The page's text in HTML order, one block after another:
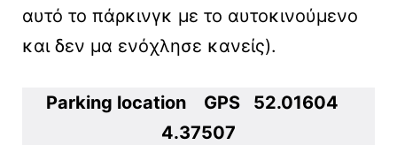
αυτό το πάρκινγκ με το αυτοκινούμενο
και δεν μα ενόχλησε κανείς).
Parking location GPS 52.01604
4.37507